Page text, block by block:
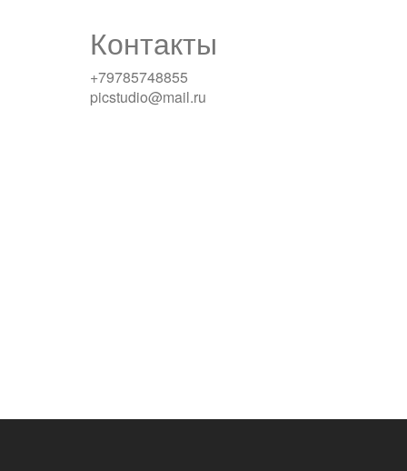
Контакты
+79785748855
picstudio@mail.ru